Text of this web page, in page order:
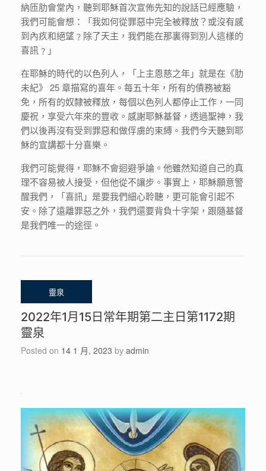
納匝肋會堂內，聽到耶穌首次宣佈先知的說話已經應驗，
我們可能會想：「我如何從罪惡中完全被釋放？或沒有感
到內疚和絕望﹖除了天主，我們能在那裏得到別人這樣的
喜訊﹖」
在耶穌的時代的以色列人，「上主恩慈之年」就是在《肋
未紀》 25 章描寫的喜年。每五十年，所有的債務被豁
免，所有的奴隸被釋放，每個以色列人都停止工作，一同
慶祝，享受六年來的豐收。感謝耶穌基督，透過聖神，我
們以後再沒有受到罪惡和做俘虜的束縛。我們今天聽到耶
穌的宣講都十分喜樂。
我們可能覺得，耶穌不會迴避爭論。他雖然知道自己的真
理不容易被人接受，但他從不讓步。事實上，耶穌願意警
醒我們，「喜訊」是要我們細心聆聽，更可能會引起不
安。除了遠離罪惡之外，我們還要背負十字架，跟隨基督
是我們唯一的途徑。
2022年1月15日常年期第二主日第1172期
靈泉
Posted on 14 1 月, 2023 by admin